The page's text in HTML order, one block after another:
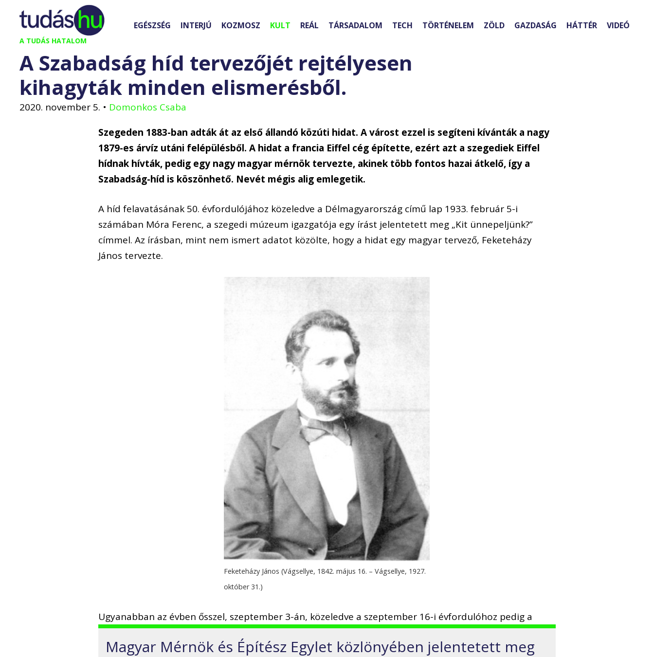
Kilépés
tartalomba
A TUDÁS HATALOM
EGÉSZSÉG INTERJÚ KOZMOSZ KULT REÁL TÁRSADALOM TECH TÖRTÉNELEM ZÖLD GAZDASÁG HÁTTÉR VIDEÓ
A Szabadság híd tervezőjét rejtélyesen
kihagyták minden elismerésből.
2020. november 5. • Domonkos Csaba
Szegeden 1883-ban adták át az első állandó közúti hidat. A várost ezzel is segíteni kívánták a nagy
1879-es árvíz utáni felépülésből. A hidat a francia Eiffel cég építette, ezért azt a szegediek Eiffel
hídnak hívták, pedig egy nagy magyar mérnök tervezte, akinek több fontos hazai átkelő, így a
Szabadság-híd is köszönhető. Nevét mégis alig emlegetik.
A híd felavatásának 50. évfordulójához közeledve a Délmagyarország című lap 1933. február 5-i
számában Móra Ferenc, a szegedi múzeum igazgatója egy írást jelentetett meg „Kit ünnepeljünk?”
címmel. Az írásban, mint nem ismert adatot közölte, hogy a hidat egy magyar tervező, Feketeházy
János tervezte.
Feketeházy János (Vágsellye, 1842. május 16. – Vágsellye, 1927.
október 31.)
Ugyanabban az évben ősszel, szeptember 3-án, közeledve a szeptember 16-i évfordulóhoz pedig a
Magyar Mérnök és Építész Egylet közlönyében jelentetett meg